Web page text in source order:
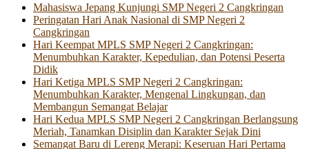
Mahasiswa Jepang Kunjungi SMP Negeri 2 Cangkringan
Peringatan Hari Anak Nasional di SMP Negeri 2
Cangkringan
Hari Keempat MPLS SMP Negeri 2 Cangkringan:
Menumbuhkan Karakter, Kepedulian, dan Potensi Peserta
Didik
Hari Ketiga MPLS SMP Negeri 2 Cangkringan:
Menumbuhkan Karakter, Mengenal Lingkungan, dan
Membangun Semangat Belajar
Hari Kedua MPLS SMP Negeri 2 Cangkringan Berlangsung
Meriah, Tanamkan Disiplin dan Karakter Sejak Dini
Semangat Baru di Lereng Merapi: Keseruan Hari Pertama